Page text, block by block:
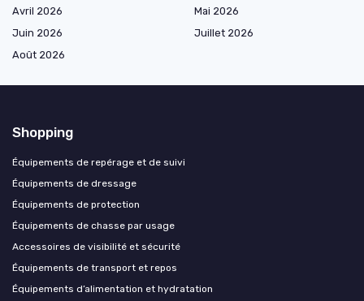
Avril 2026
Mai 2026
Juin 2026
Juillet 2026
Août 2026
Shopping
Équipements de repérage et de suivi
Équipements de dressage
Équipements de protection
Équipements de chasse par usage
Accessoires de visibilité et sécurité
Équipements de transport et repos
Équipements d’alimentation et hydratation